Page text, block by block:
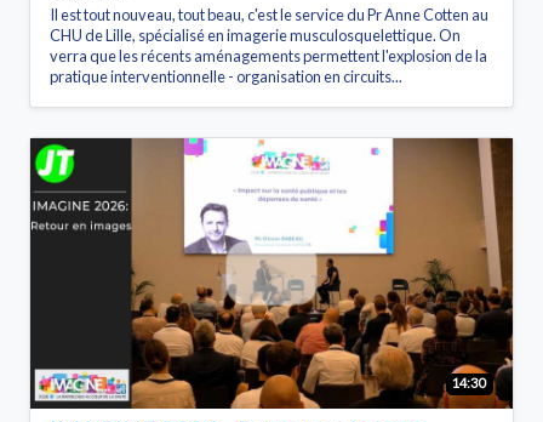
Il est tout nouveau, tout beau, c'est le service du Pr Anne Cotten au
CHU de Lille, spécialisé en imagerie musculosquelettique. On
verra que les récents aménagements permettent l'explosion de la
pratique interventionnelle - organisation en circuits...
14:30